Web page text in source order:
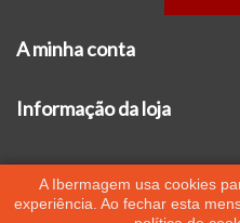
A minha conta
Informação da loja
A Ibermagem usa cookies
experiência. Ao fechar esta